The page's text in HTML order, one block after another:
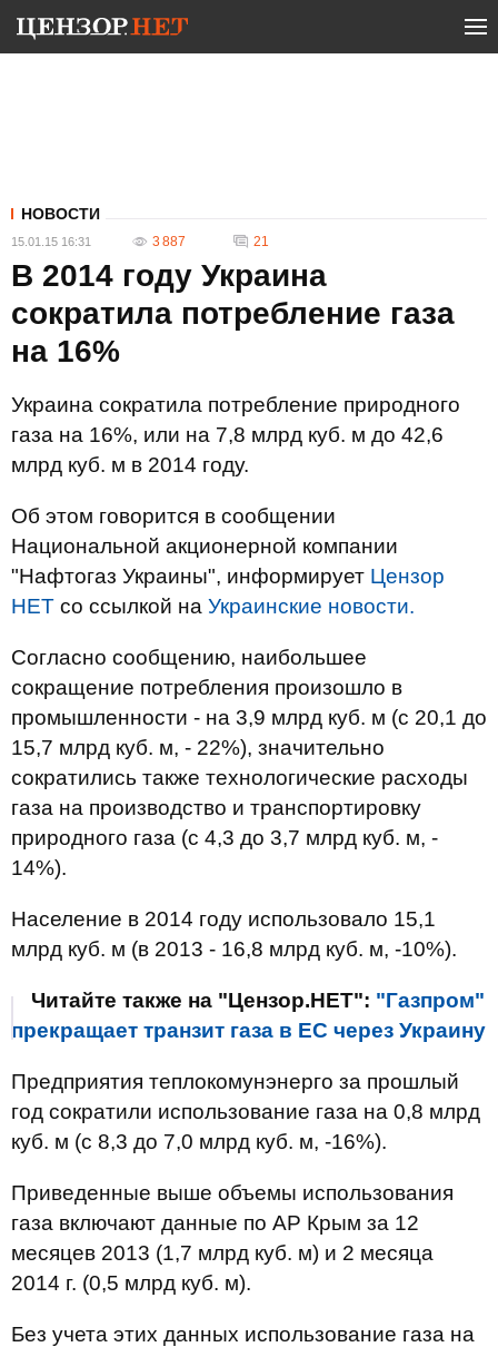
НОВОСТИ
15.01.15 16:31 3 887 21
В 2014 году Украина
сократила потребление газа
на 16%
Украина сократила потребление природного
газа на 16%, или на 7,8 млрд куб. м до 42,6
млрд куб. м в 2014 году.
Об этом говорится в сообщении
Национальной акционерной компании
"Нафтогаз Украины", информирует Цензор
НЕТ со ссылкой на Украинские новости.
Согласно сообщению, наибольшее
сокращение потребления произошло в
промышленности - на 3,9 млрд куб. м (с 20,1 до
15,7 млрд куб. м, - 22%), значительно
сократились также технологические расходы
газа на производство и транспортировку
природного газа (с 4,3 до 3,7 млрд куб. м, -
14%).
Население в 2014 году использовало 15,1
млрд куб. м (в 2013 - 16,8 млрд куб. м, -10%).
Читайте также на "Цензор.НЕТ": "Газпром"
прекращает транзит газа в ЕС через Украину
Предприятия теплокомунэнерго за прошлый
год сократили использование газа на 0,8 млрд
куб. м (с 8,3 до 7,0 млрд куб. м, -16%).
Приведенные выше объемы использования
газа включают данные по АР Крым за 12
месяцев 2013 (1,7 млрд куб. м) и 2 месяца
2014 г. (0,5 млрд куб. м).
Без учета этих данных использование газа на